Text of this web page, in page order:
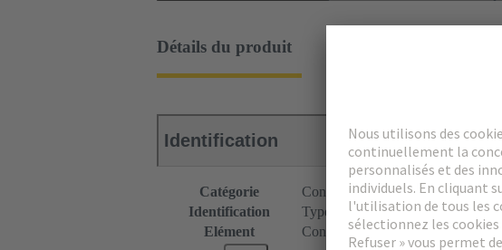
Détails du produit
Identification
Catégorie
Connecteurs
Identification
Type C
Elément
Connecteur femelle